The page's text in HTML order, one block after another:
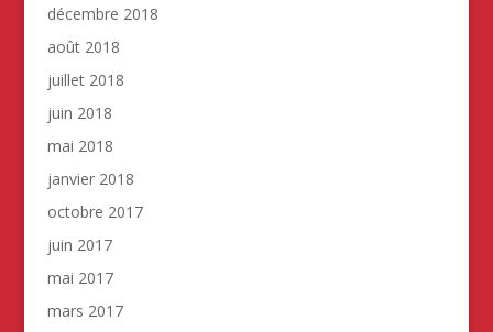
décembre 2018
août 2018
juillet 2018
juin 2018
mai 2018
janvier 2018
octobre 2017
juin 2017
mai 2017
mars 2017